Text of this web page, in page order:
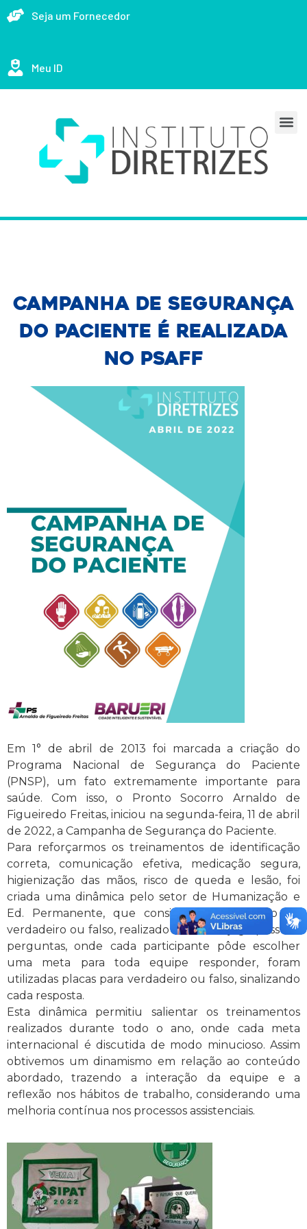
Seja um Fornecedor
Meu ID
CAMPANHA DE SEGURANÇA
DO PACIENTE É REALIZADA
NO PSAFF
Em 1° de abril de 2013 foi marcada a criação do
Programa Nacional de Segurança do Paciente
(PNSP), um fato extremamente importante para
saúde. Com isso, o Pronto Socorro Arnaldo de
Figueiredo Freitas, iniciou na segunda-feira, 11 de abril
de 2022, a Campanha de Segurança do Paciente.
Para reforçarmos os treinamentos de identificação
correta, comunicação efetiva, medicação segura,
higienização das mãos, risco de queda e lesão, foi
criada uma dinâmica pelo setor de Humanização e
Ed. Permanente, que consistiu em um jogo de
verdadeiro ou falso, realizado in loco. O jogo possui 7
perguntas, onde cada participante pôde escolher
uma meta para toda equipe responder, foram
utilizadas placas para verdadeiro ou falso, sinalizando
cada resposta.
Esta dinâmica permitiu salientar os treinamentos
realizados durante todo o ano, onde cada meta
internacional é discutida de modo minucioso. Assim
obtivemos um dinamismo em relação ao conteúdo
abordado, trazendo a interação da equipe e a
reflexão nos hábitos de trabalho, considerando uma
melhoria contínua nos processos assistenciais.